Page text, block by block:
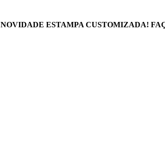
NOVIDADE ESTAMPA CUSTOMIZADA!